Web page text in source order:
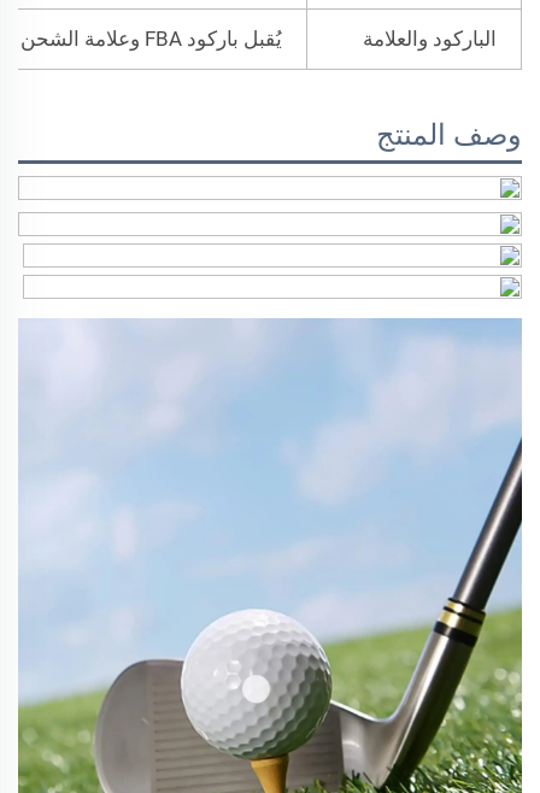
الباركود والعلامة يُقبل باركود FBA وعلامة الشحن
وصف المنتج